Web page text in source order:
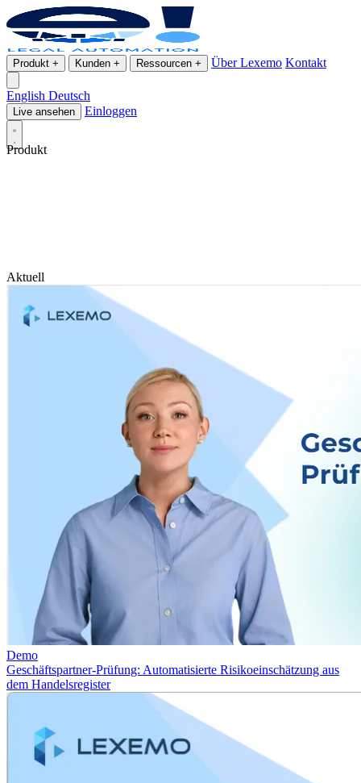
Produkt + Kunden + Ressourcen + Über Lexemo Kontakt
English Deutsch
Live ansehen Einloggen
Produkt
Aktuell